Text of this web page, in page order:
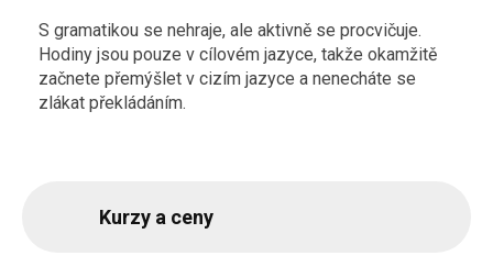
S gramatikou se nehraje, ale aktivně se procvičuje.
Hodiny jsou pouze v cílovém jazyce, takže okamžitě
začnete přemýšlet v cizím jazyce a nenecháte se
zlákat překládáním.
Kurzy a ceny